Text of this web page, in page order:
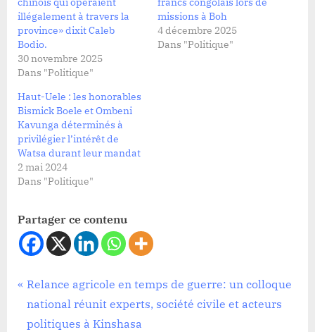
illégalement à travers la
province» dixit Caleb
Bodio.
30 novembre 2025
Dans "Politique"
missions à Boh
4 décembre 2025
Dans "Politique"
Haut-Uele : les honorables
Bismick Boele et Ombeni
Kavunga déterminés à
privilégier l’intérêt de
Watsa durant leur mandat
2 mai 2024
Dans "Politique"
Partager ce contenu
Politique
Navigation
de
P
r
e
Relance agricole en temps de guerre: un colloque
national réunit experts, société civile et acteurs
politiques à Kinshasa